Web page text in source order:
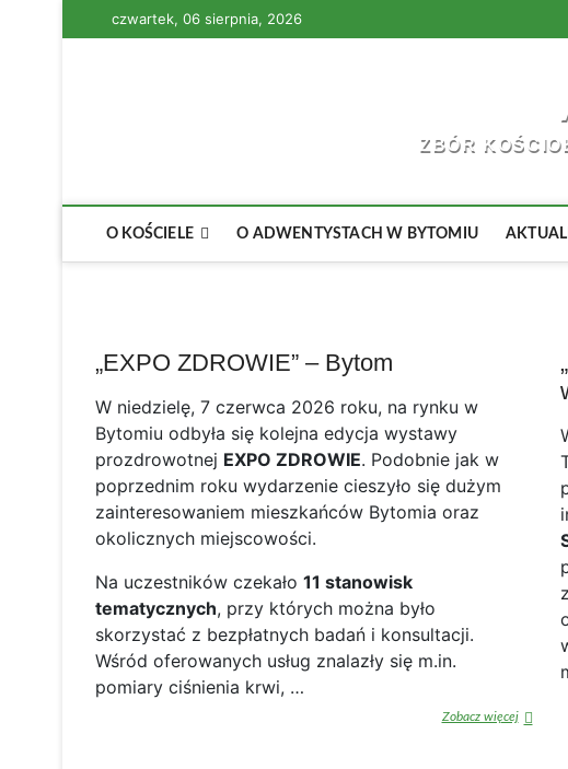
to
czwartek, 06 sierpnia, 2026
ZBÓR
O KOŚCIELE O ADWENTYSTACH W BYTOMIU
„EXPO ZDROWIE” – Bytom
W niedzielę, 7 czerwca 2026 roku, na rynku w
Bytomiu odbyła się kolejna edycja wystawy
prozdrowotnej EXPO ZDROWIE. Podobnie jak w
poprzednim roku wydarzenie cieszyło się dużym
zainteresowaniem mieszkańców Bytomia oraz
okolicznych miejscowości.
Na uczestników czekało 11 stanowisk
tematycznych, przy których można było
skorzystać z bezpłatnych badań i konsultacji.
Wśród oferowanych usług znalazły się m.in.
pomiary ciśnienia krwi, …
Zobacz więcej„EXPO